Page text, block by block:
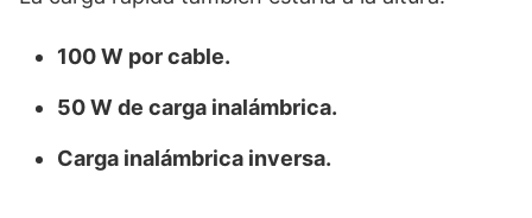
100 W por cable.
50 W de carga inalámbrica.
Carga inalámbrica inversa.